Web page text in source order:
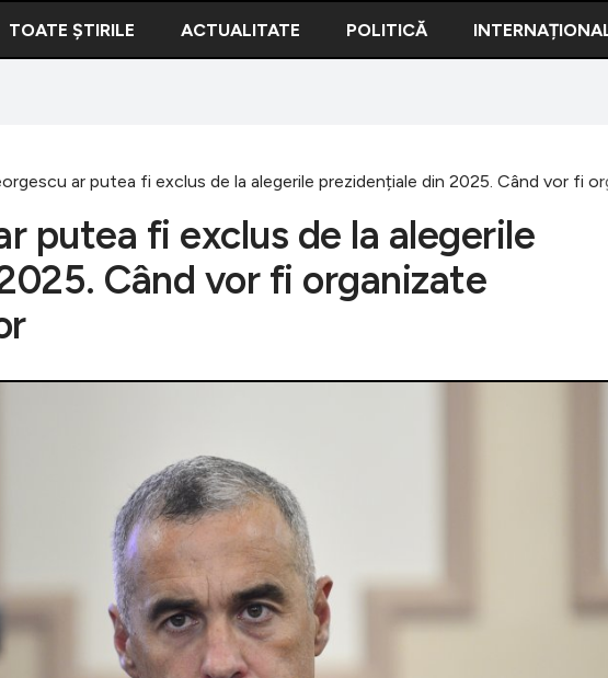
TOATE ȘTIRILE ACTUALITATE POLITICĂ
ar putea fi exclus de la alegerile prezidențiale din 2025. Când vor fi
putea fi exclus de la alegerile
Când vor fi organizate